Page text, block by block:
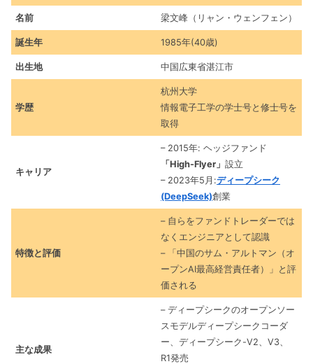
名前 梁文峰（リャン・ウェンフェン）
誕生年 1985年(40歳)
出生地 中国広東省湛江市
学歴
杭州大学
情報電子工学の学士号と修士号を
取得
キャリア
– 2015年: ヘッジファンド
「High-Flyer」 設立
– 2023年5月:ディープシーク
(DeepSeek)創業
特徴と評価
– 自らをファンドトレーダーでは
なくエンジニアとして認識
– 「中国のサム・アルトマン（オ
ープンAI最高経営責任者）」と評
価される
主な成果
– ディープシークのオープンソー
スモデルディープシークコーダ
ー、ディープシーク-V2、V3、
R1発売